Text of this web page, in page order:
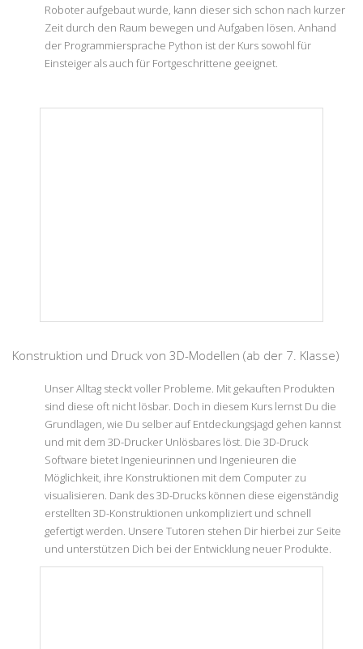
Roboter aufgebaut wurde, kann dieser sich schon nach kurzer
Zeit durch den Raum bewegen und Aufgaben lösen. Anhand
der Programmiersprache Python ist der Kurs sowohl für
Einsteiger als auch für Fortgeschrittene geeignet.
Konstruktion und Druck von 3D-Modellen (ab der 7. Klasse)
Unser Alltag steckt voller Probleme. Mit gekauften Produkten
sind diese oft nicht lösbar. Doch in diesem Kurs lernst Du die
Grundlagen, wie Du selber auf Entdeckungsjagd gehen kannst
und mit dem 3D-Drucker Unlösbares löst. Die 3D-Druck
Software bietet Ingenieurinnen und Ingenieuren die
Möglichkeit, ihre Konstruktionen mit dem Computer zu
visualisieren. Dank des 3D-Drucks können diese eigenständig
erstellten 3D-Konstruktionen unkompliziert und schnell
gefertigt werden. Unsere Tutoren stehen Dir hierbei zur Seite
und unterstützen Dich bei der Entwicklung neuer Produkte.